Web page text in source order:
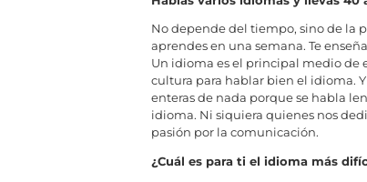
No depende del tiempo, sino de la
aprendes en una semana. Te
Un idioma es el principal medio de
cultura para hablar bien el idioma.
enteras de nada porque se habla
idioma. Ni siquiera quienes nos
pasión por la comunicación.
¿Cuál es para ti el idioma más